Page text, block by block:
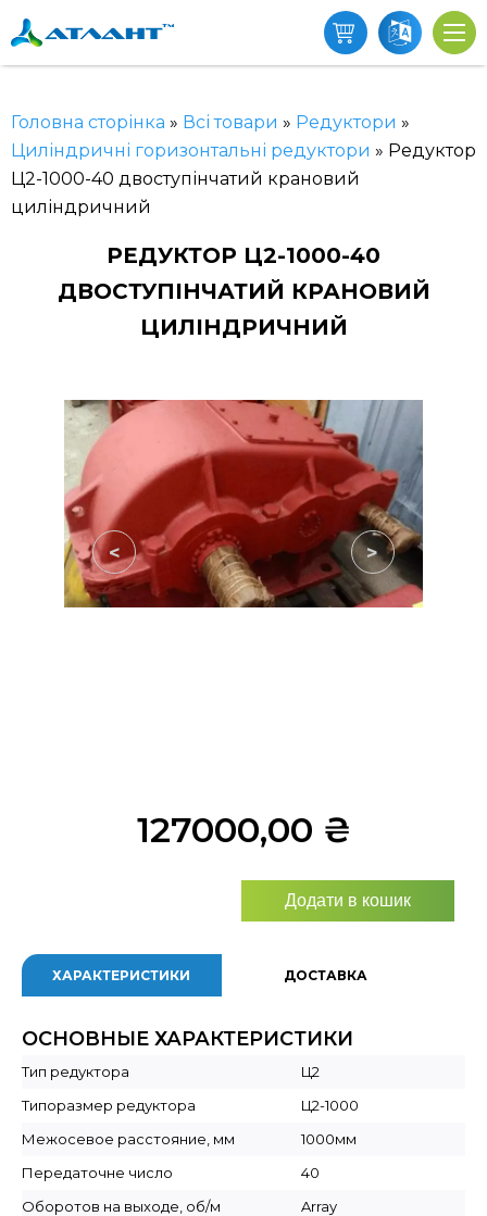
Головна сторінка » Всі товари » Редуктори »
Циліндричні горизонтальні редуктори » Редуктор
Ц2-1000-40 двоступінчатий крановий
циліндричний
РЕДУКТОР Ц2-1000-40
ДВОСТУПІНЧАТИЙ КРАНОВИЙ
ЦИЛІНДРИЧНИЙ
< >
127000,00 ₴
Додати в кошик
ХАРАКТЕРИСТИКИ ДОСТАВКА
ОСНОВНЫЕ ХАРАКТЕРИСТИКИ
Тип редуктора
Ц2
Типоразмер редуктора
Ц2-1000
Межосевое расстояние, мм
1000мм
Передаточне число
40
Оборотов на выходе, об/м
Array